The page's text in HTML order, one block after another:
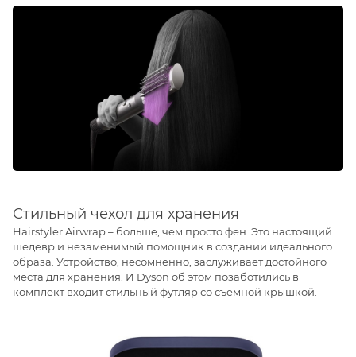
Стильный чехол для хранения
Hairstyler Airwrap – больше, чем просто фен. Это настоящий
шедевр и незаменимый помощник в создании идеального
образа. Устройство, несомненно, заслуживает достойного
места для хранения. И Dyson об этом позаботились в
комплект входит стильный футляр со съёмной крышкой.